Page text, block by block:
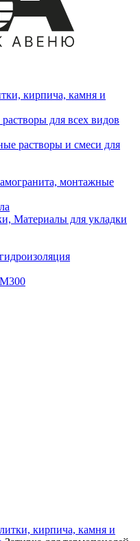
кирпича, камня и
для всех видов
растворы и смеси для
монтажные
Материалы для укладки
кирпича, камня и